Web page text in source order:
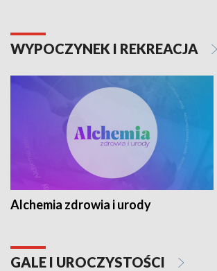
WYPOCZYNEK I REKREACJA
Alchemia zdrowia i urody
GALE I UROCZYSTOŚCI